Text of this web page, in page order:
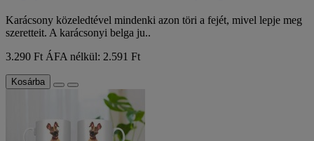
Karácsony közeledtével mindenki azon töri a fejét, mivel lepje meg
szeretteit. A karácsonyi belga ju..
3.290 FtÁFA nélkül: 2.591 Ft
Kosárba